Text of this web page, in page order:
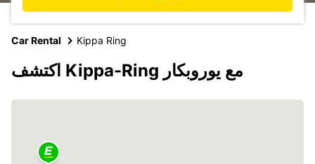
Car Rental Kippa Ring
اكتشف Kippa-Ring مع يوروبكار